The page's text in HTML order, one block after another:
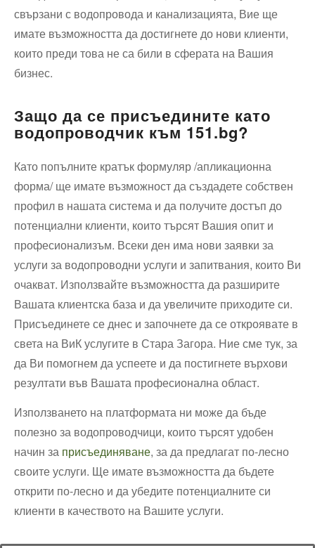
свързани с водопровода и канализацията, Вие ще
имате възможността да достигнете до нови клиенти,
които преди това не са били в сферата на Вашия
бизнес.
Защо да се присъедините като
водопроводчик към 151.bg?
Като попълните кратък формуляр /апликационна
форма/ ще имате възможност да създадете собствен
профил в нашата система и да получите достъп до
потенциални клиенти, които търсят Вашия опит и
професионализъм. Всеки ден има нови заявки за
услуги за водопроводни услуги и запитвания, които Ви
очакват. Използвайте възможността да разширите
Вашата клиентска база и да увеличите приходите си.
Присъединете се днес и започнете да се откроявате в
света на ВиК услугите в Стара Загора. Ние сме тук, за
да Ви помогнем да успеете и да постигнете върхови
резултати във Вашата професионална област.
Използването на платформата ни може да бъде
полезно за водопроводчици, които търсят удобен
начин за присъединяване, за да предлагат по-лесно
своите услуги. Ще имате възможността да бъдете
открити по-лесно и да убедите потенциалните си
клиенти в качеството на Вашите услуги.